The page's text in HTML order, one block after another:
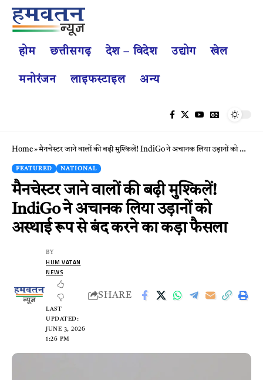
होम छत्तीसगढ़ देश – विदेश उद्योग खेल
मनोरंजन लाइफस्टाइल अन्य
Home»मैनचेस्टर जाने वालों की बढ़ी मुश्किलें! IndiGo ने अचानक लिया उड़ानों को अस्थाई रूप से बंद करने का कड़ा फैसला
FEATURED NATIONAL
मैनचेस्टर जाने वालों की बढ़ी मुश्किलें!
IndiGo ने अचानक लिया उड़ानों को
अस्थाई रूप से बंद करने का कड़ा फैसला
LAST
UPDATED:
JUNE 3, 2026
1:26 PM
BY
HUM VATAN
NEWS
SHARE